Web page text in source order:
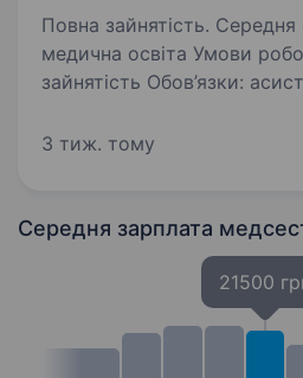
Повна зайнятість. Середня
медична освіта Умови роботи: повна
зайнятість
3 тиж. тому
Середня зарплата
21500